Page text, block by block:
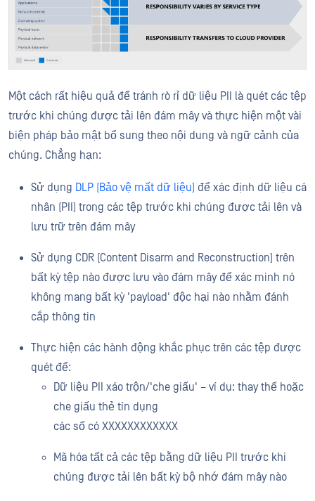
Một cách rất hiệu quả để tránh rò rỉ dữ liệu PII là quét các tệp
trước khi chúng được tải lên đám mây và thực hiện một vài
biện pháp bảo mật bổ sung theo nội dung và ngữ cảnh của
chúng. Chẳng hạn:
Sử dụng DLP (Bảo vệ mất dữ liệu) để xác định dữ liệu cá
nhân (PII) trong các tệp trước khi chúng được tải lên và
lưu trữ trên đám mây
Sử dụng CDR (Content Disarm and Reconstruction) trên
bất kỳ tệp nào được lưu vào đám mây để xác minh nó
không mang bất kỳ 'payload' độc hại nào nhằm đánh
cắp thông tin
Thực hiện các hành động khắc phục trên các tệp được
quét để:
Dữ liệu PII xáo trộn/'che giấu' – ví dụ: thay thế hoặc
che giấu thẻ tín dụng
các số có XXXXXXXXXXXX
Mã hóa tất cả các tệp bằng dữ liệu PII trước khi
chúng được tải lên bất kỳ bộ nhớ đám mây nào